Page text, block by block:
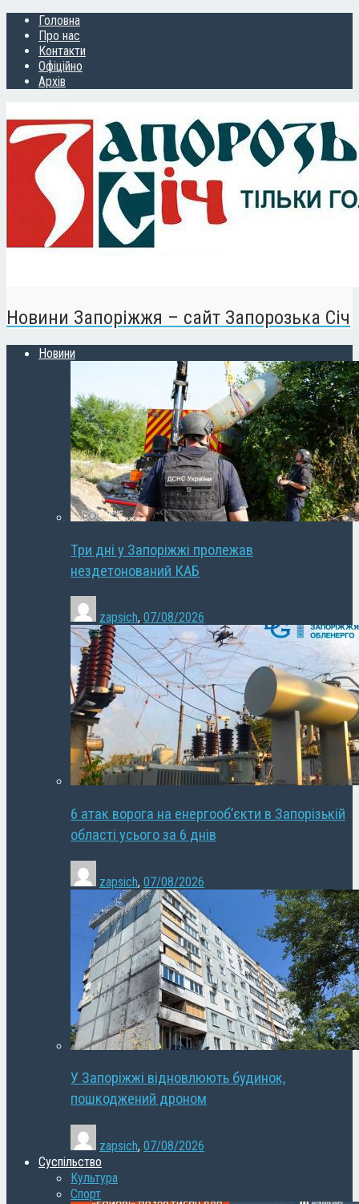
Головна
Про нас
Контакти
Офіційно
Архів
Новини Запоріжжя – сайт Запорозька Січ
Новини
Три дні у Запоріжжі пролежав
нездетонований КАБ
zapsich, 07/08/2026
6 атак ворога на енергооб’єкти в Запорізькій
області усього за 6 днів
zapsich, 07/08/2026
У Запоріжжі відновлюють будинок,
пошкоджений дроном
zapsich, 07/08/2026
Суспільство
Культура
Спорт